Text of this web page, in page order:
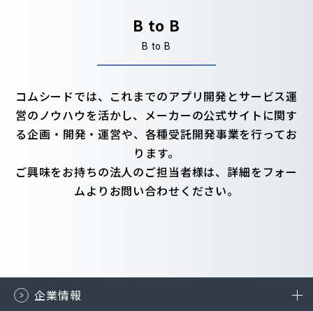
B to B
B to B
コムシードでは、これまでのアプリ開発とサービス運
営のノウハウを活かし、 メーカーの公式サイトに関す
る企画・開発・運営や、各種受託開発事業を行ってお
ります。
ご興味をお持ちの法人のご担当者様は、詳細をフォー
ムよりお問い合わせください。
企業情報